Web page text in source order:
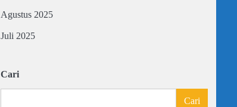
Agustus 2025
Juli 2025
Cari
Cari